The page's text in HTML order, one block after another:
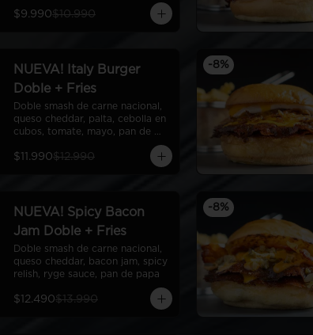
$9.990$10.990
NUEVA! Italy Burger
Doble + Fries
Doble smash de carne nacional,
queso cheddar, palta, cebolla en
cubos, tomate, mayo, pan de
$11.990$12.990
-8%
NUEVA! Spicy Bacon
Jam Doble + Fries
Doble smash de carne nacional,
queso cheddar, bacon jam, spicy
relish, ryge sauce, pan de papa
$12.490$13.990
-8%